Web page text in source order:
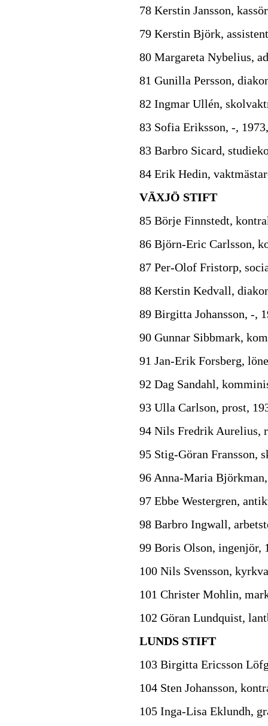
78 Kerstin Jansson,
79 Kerstin Björk,
80 Margareta Nybelius,
81 Gunilla Persson,
82 Ingmar Ullén,
83 Sofia Eriksson, -,
83 Barbro Sicard,
84 Erik Hedin,
VÄXJÖ STIFT
85 Börje Finnstedt,
86 Björn-Eric Carlsson,
87 Per-Olof Fristorp,
88 Kerstin Kedvall,
89 Birgitta Johansson, -,
90 Gunnar Sibbmark,
91 Jan-Erik Forsberg,
92 Dag Sandahl,
93 Ulla Carlson, prost,
94 Nils Fredrik Aurelius,
95 Stig-Göran Fransson,
96 Anna-Maria
97 Ebbe Westergren,
98 Barbro Ingwall,
99 Boris Olson, ingenjör,
100 Nils Svensson,
101 Christer Mohlin,
102 Göran Lundquist,
LUNDS STIFT
103 Birgitta Ericsson
104 Sten Johansson,
105 Inga-Lisa Eklundh,